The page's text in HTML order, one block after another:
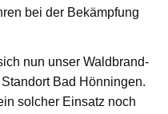
bei der Bekämpfung
nun unser Waldbrand-
Bad Hönningen.
solcher Einsatz noch